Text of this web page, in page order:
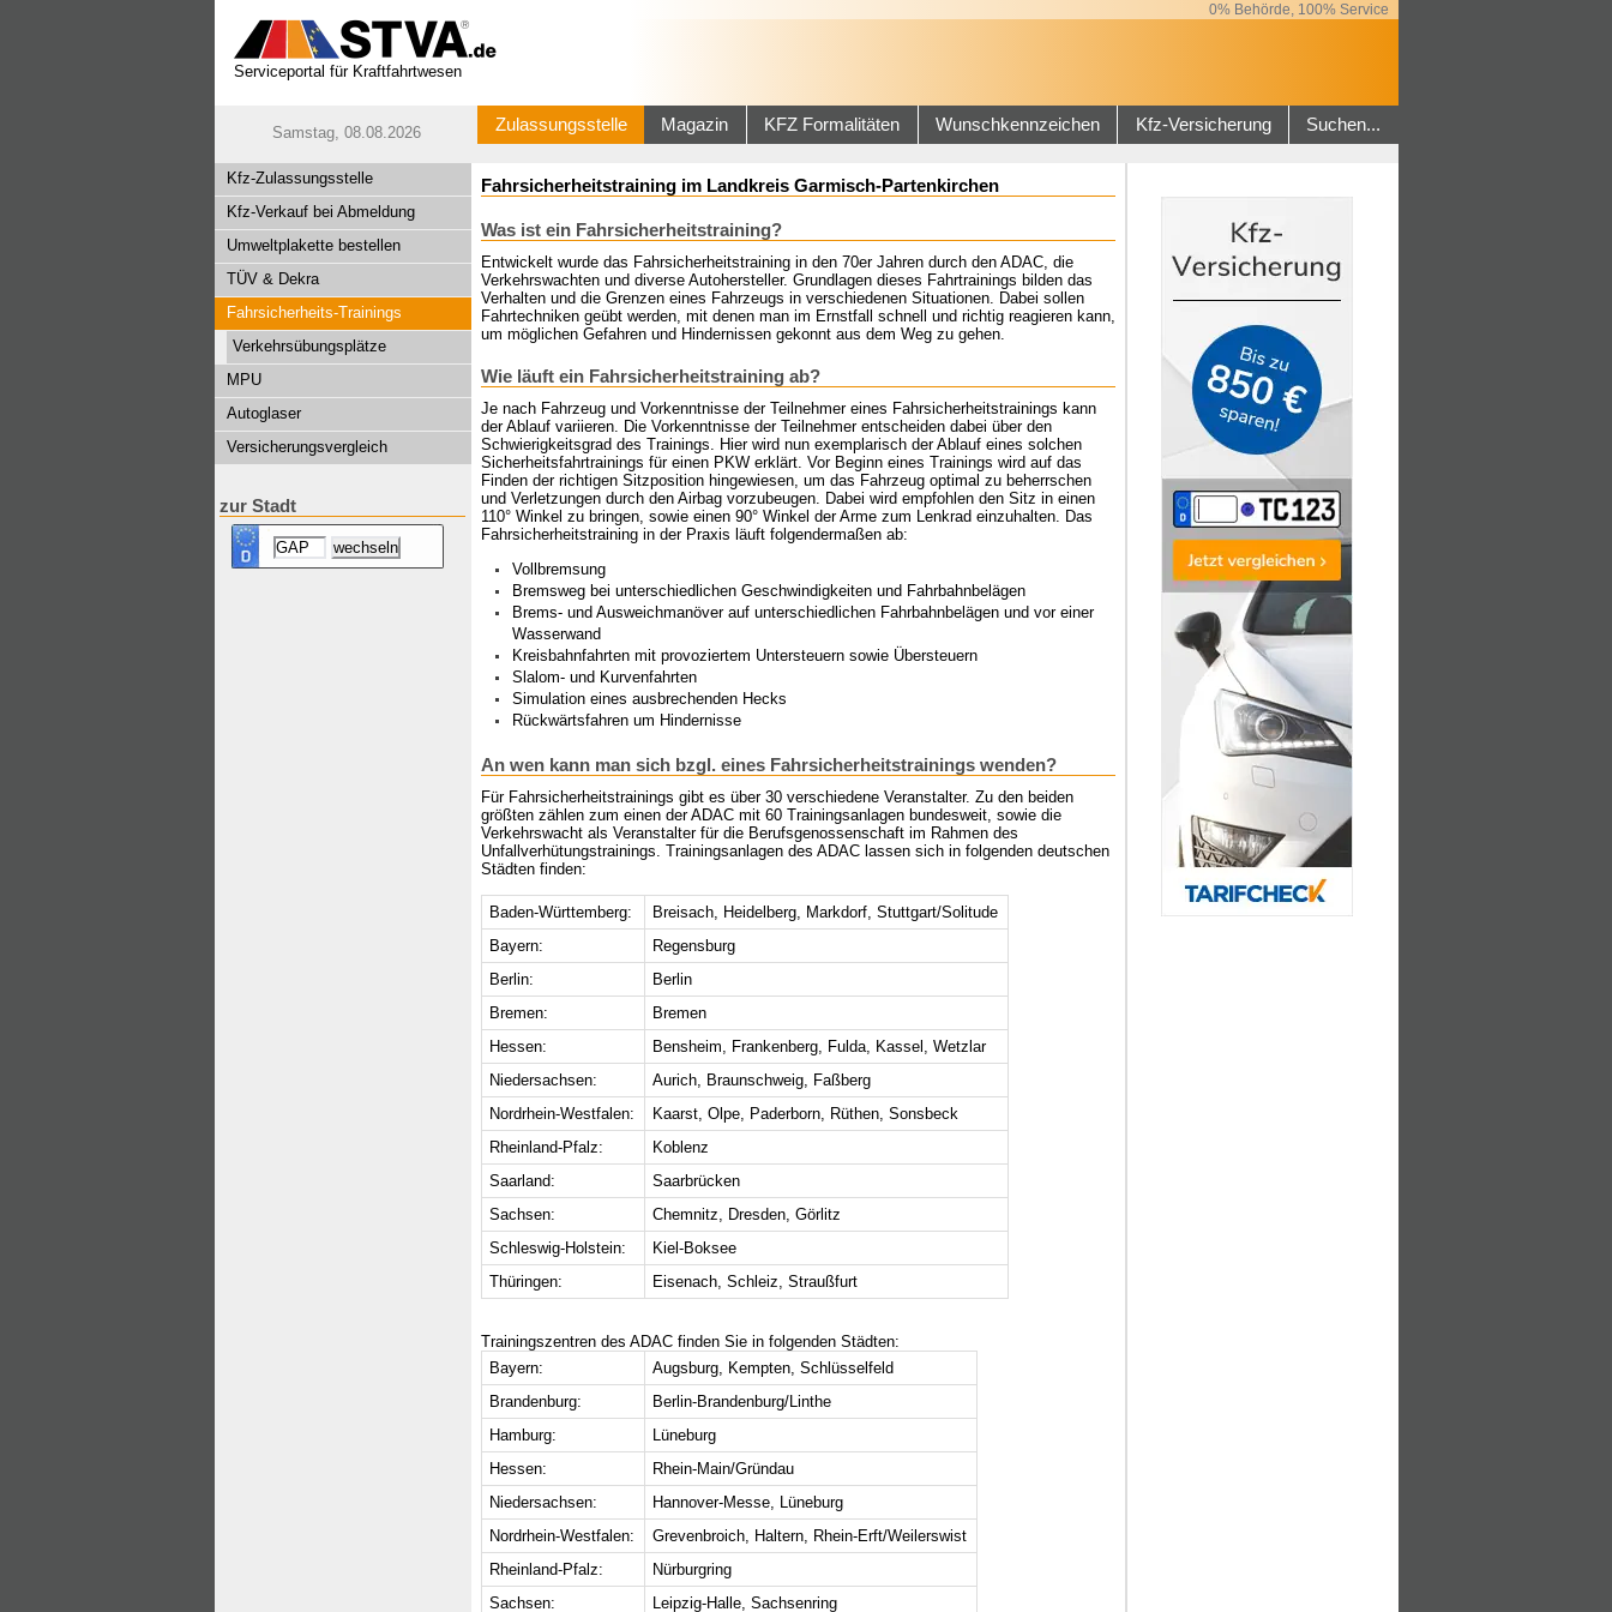
0% Behörde, 100% Service
Serviceportal für Kraftfahrtwesen
Samstag, 08.08.2026 Zulassungsstelle Magazin KFZ Formalitäten Wunschkennzeichen Kfz-Versicherung Suchen...
Kfz-Zulassungsstelle
Kfz-Verkauf bei Abmeldung
Umweltplakette bestellen
TÜV & Dekra
Fahrsicherheits-Trainings
Verkehrsübungsplätze
MPU
Autoglaser
Versicherungsvergleich
zur Stadt
Fahrsicherheitstraining im Landkreis Garmisch-Partenkirchen
Was ist ein Fahrsicherheitstraining?
Entwickelt wurde das Fahrsicherheitstraining in den 70er Jahren durch den ADAC, die
Verkehrswachten und diverse Autohersteller. Grundlagen dieses Fahrtrainings bilden das
Verhalten und die Grenzen eines Fahrzeugs in verschiedenen Situationen. Dabei sollen
Fahrtechniken geübt werden, mit denen man im Ernstfall schnell und richtig reagieren kann,
um möglichen Gefahren und Hindernissen gekonnt aus dem Weg zu gehen.
Wie läuft ein Fahrsicherheitstraining ab?
Je nach Fahrzeug und Vorkenntnisse der Teilnehmer eines Fahrsicherheitstrainings kann
der Ablauf variieren. Die Vorkenntnisse der Teilnehmer entscheiden dabei über den
Schwierigkeitsgrad des Trainings. Hier wird nun exemplarisch der Ablauf eines solchen
Sicherheitsfahrtrainings für einen PKW erklärt. Vor Beginn eines Trainings wird auf das
Finden der richtigen Sitzposition hingewiesen, um das Fahrzeug optimal zu beherrschen
und Verletzungen durch den Airbag vorzubeugen. Dabei wird empfohlen den Sitz in einen
110° Winkel zu bringen, sowie einen 90° Winkel der Arme zum Lenkrad einzuhalten. Das
Fahrsicherheitstraining in der Praxis läuft folgendermaßen ab:
Vollbremsung
Bremsweg bei unterschiedlichen Geschwindigkeiten und Fahrbahnbelägen
Brems- und Ausweichmanöver auf unterschiedlichen Fahrbahnbelägen und vor einer
Wasserwand
Kreisbahnfahrten mit provoziertem Untersteuern sowie Übersteuern
Slalom- und Kurvenfahrten
Simulation eines ausbrechenden Hecks
Rückwärtsfahren um Hindernisse
An wen kann man sich bzgl. eines Fahrsicherheitstrainings wenden?
Für Fahrsicherheitstrainings gibt es über 30 verschiedene Veranstalter. Zu den beiden
größten zählen zum einen der ADAC mit 60 Trainingsanlagen bundesweit, sowie die
Verkehrswacht als Veranstalter für die Berufsgenossenschaft im Rahmen des
Unfallverhütungstrainings. Trainingsanlagen des ADAC lassen sich in folgenden deutschen
Städten finden:
Baden-Württemberg:
Breisach, Heidelberg, Markdorf, Stuttgart/Solitude
Bayern:
Regensburg
Berlin:
Berlin
Bremen:
Bremen
Hessen:
Bensheim, Frankenberg, Fulda, Kassel, Wetzlar
Niedersachsen:
Aurich, Braunschweig, Faßberg
Nordrhein-Westfalen:
Kaarst, Olpe, Paderborn, Rüthen, Sonsbeck
Rheinland-Pfalz:
Koblenz
Saarland:
Saarbrücken
Sachsen:
Chemnitz, Dresden, Görlitz
Schleswig-Holstein:
Kiel-Boksee
Thüringen:
Eisenach, Schleiz, Straußfurt
Trainingszentren des ADAC finden Sie in folgenden Städten:
Bayern:
Augsburg, Kempten, Schlüsselfeld
Brandenburg:
Berlin-Brandenburg/Linthe
Hamburg:
Lüneburg
Hessen:
Rhein-Main/Gründau
Niedersachsen:
Hannover-Messe, Lüneburg
Nordrhein-Westfalen:
Grevenbroich, Haltern, Rhein-Erft/Weilerswist
Rheinland-Pfalz:
Nürburgring
Sachsen:
Leipzig-Halle, Sachsenring